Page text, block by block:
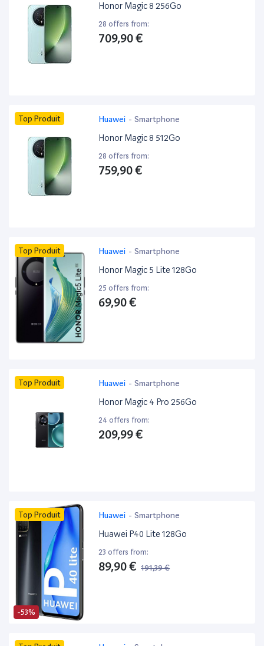
Honor Magic 8 256Go
28 offers from:
709,90 €
Top Produit Huawei - Smartphone
Honor Magic 8 512Go
28 offers from:
759,90 €
Top Produit Huawei - Smartphone
Honor Magic 5 Lite 128Go
25 offers from:
69,90 €
Top Produit Huawei - Smartphone
Honor Magic 4 Pro 256Go
24 offers from:
209,99 €
-53%
Top Produit Huawei - Smartphone
Huawei P40 Lite 128Go
23 offers from:
89,90 € 191,39 €